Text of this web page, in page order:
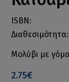
ISBN:
Διαθεσιμότητα:
Μολύβι με
2.75€